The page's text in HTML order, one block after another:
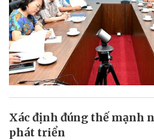
Xác định đúng thế mạnh
phát triển